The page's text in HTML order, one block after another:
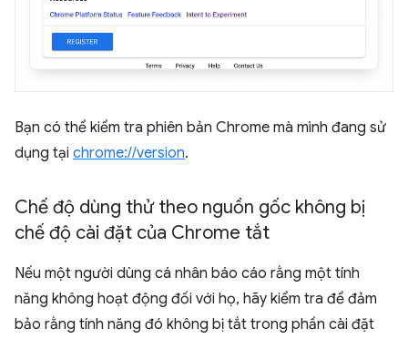
Bạn có thể kiểm tra phiên bản Chrome mà mình đang sử
dụng tại chrome://version.
Chế độ dùng thử theo nguồn gốc không bị
chế độ cài đặt của Chrome tắt
Nếu một người dùng cá nhân báo cáo rằng một tính
năng không hoạt động đối với họ, hãy kiểm tra để đảm
bảo rằng tính năng đó không bị tắt trong phần cài đặt